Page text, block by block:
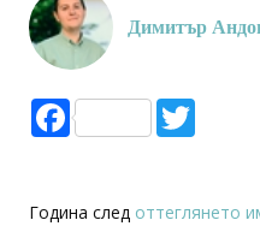
Димитър
Facebook
Година след оттеглянето